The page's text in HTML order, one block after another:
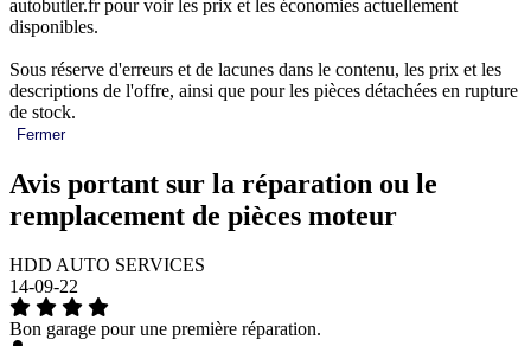
autobutler.fr pour voir les prix et les économies actuellement
disponibles.
Sous réserve d'erreurs et de lacunes dans le contenu, les prix et les
descriptions de l'offre, ainsi que pour les pièces détachées en rupture
de stock.
Fermer
Avis portant sur la réparation ou le
remplacement de pièces moteur
HDD AUTO SERVICES
14-09-22
Bon garage pour une première réparation.